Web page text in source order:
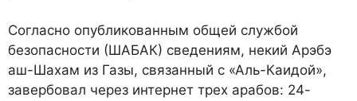
Согласно опубликованным общей службой
безопасности (ШАБАК) сведениям, некий Арэбэ
аш-Шахам из Газы, связанный с «Аль-Каидой»,
завербовал через интернет трех арабов: 24-